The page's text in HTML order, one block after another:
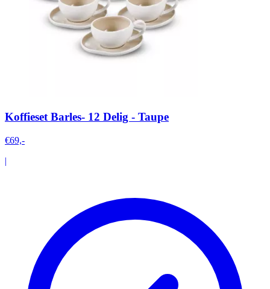
Koffieset Barles- 12 Delig - Taupe
€69,-
|